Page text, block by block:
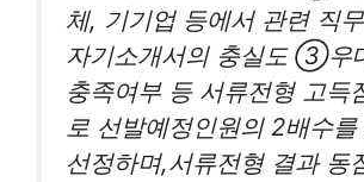
체, 기기업 등에서 관련 직
자기소개서의 충실도 ③우
충족여부 등 서류전형 고득
로 선발예정인원의 2배수
선정하며,서류전형 결과 동